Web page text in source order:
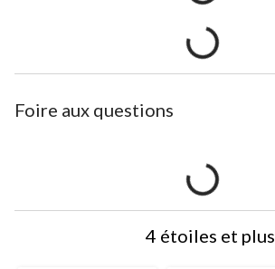
Foire aux questions
4 étoiles et plus